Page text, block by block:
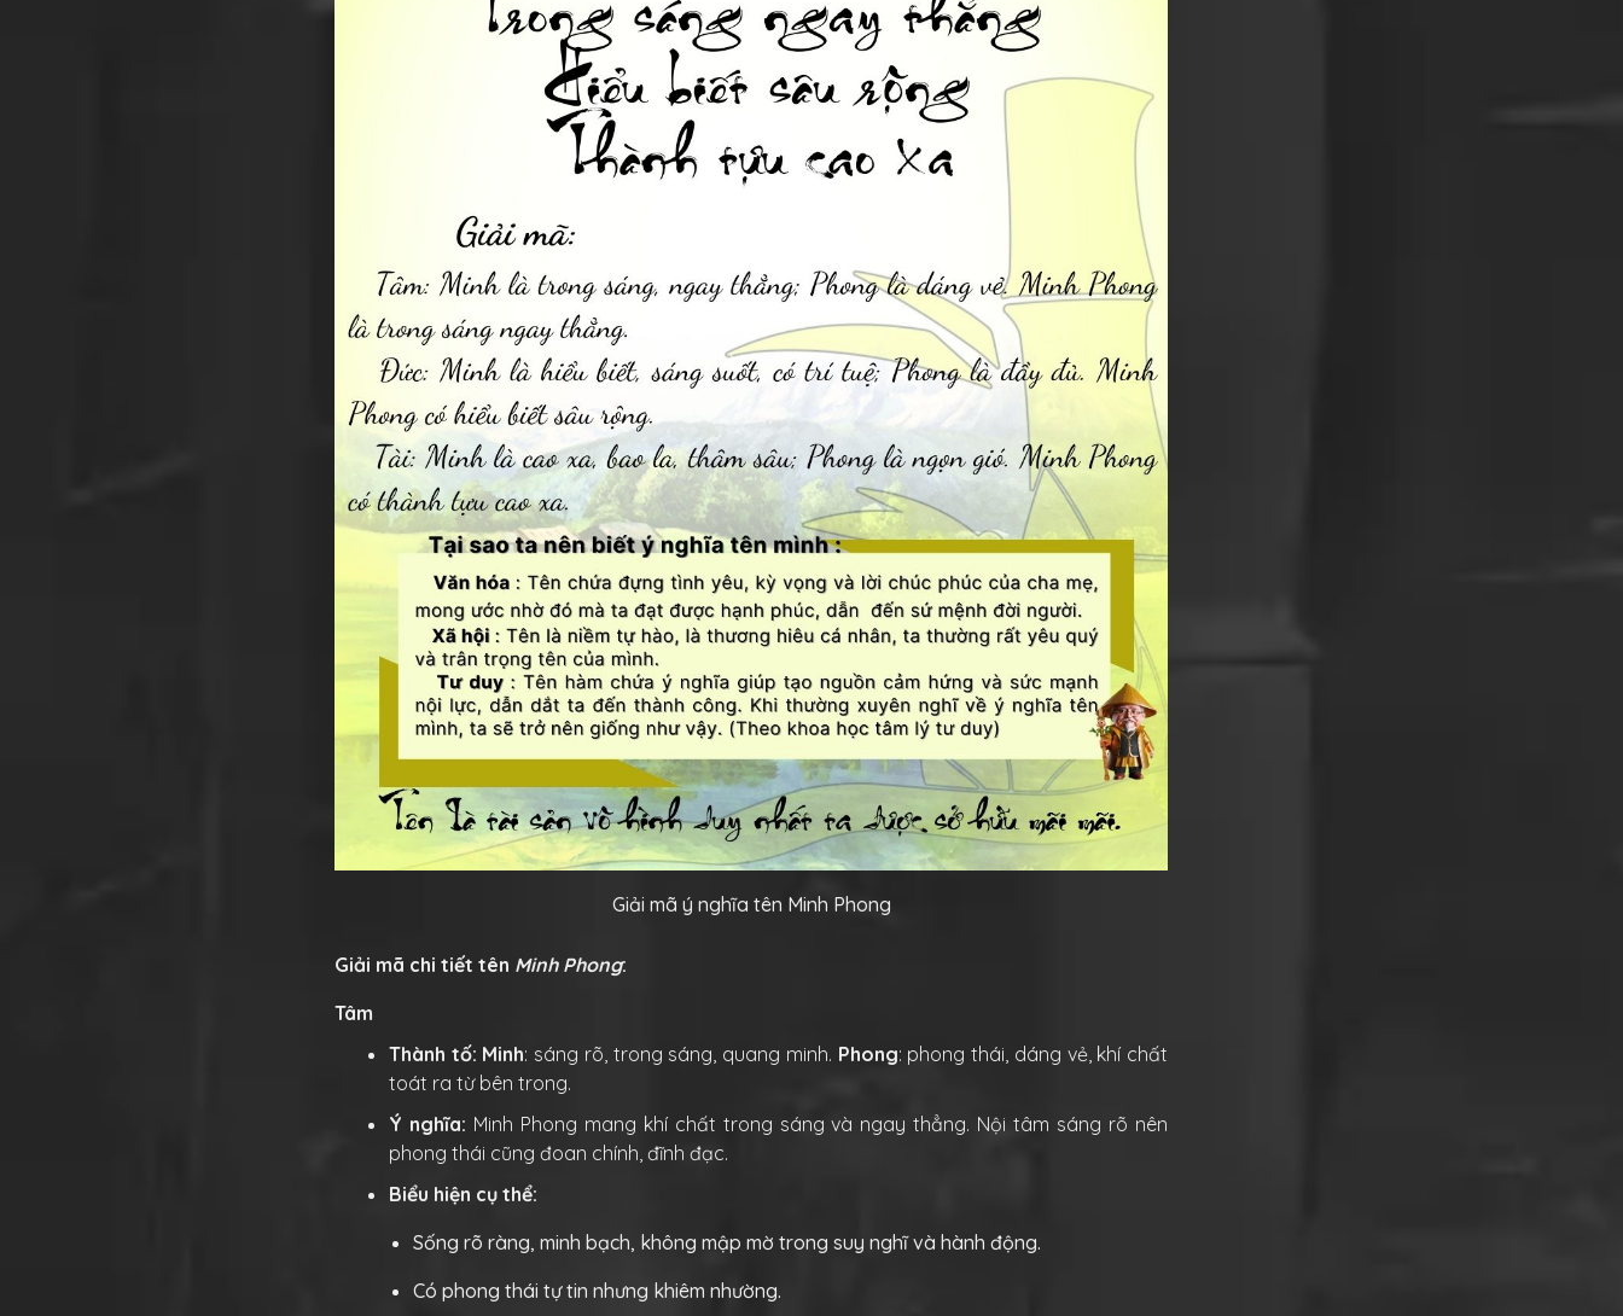
Giải mã ý nghĩa tên Minh Phong
Giải mã chi tiết tên Minh Phong:
Tâm
Thành tố: Minh: sáng rõ, trong sáng, quang minh. Phong: phong thái, dáng vẻ, khí chất
toát ra từ bên trong.
Ý nghĩa: Minh Phong mang khí chất trong sáng và ngay thẳng. Nội tâm sáng rõ nên
phong thái cũng đoan chính, đĩnh đạc.
Biểu hiện cụ thể:
Sống rõ ràng, minh bạch, không mập mờ trong suy nghĩ và hành động.
Có phong thái tự tin nhưng khiêm nhường.